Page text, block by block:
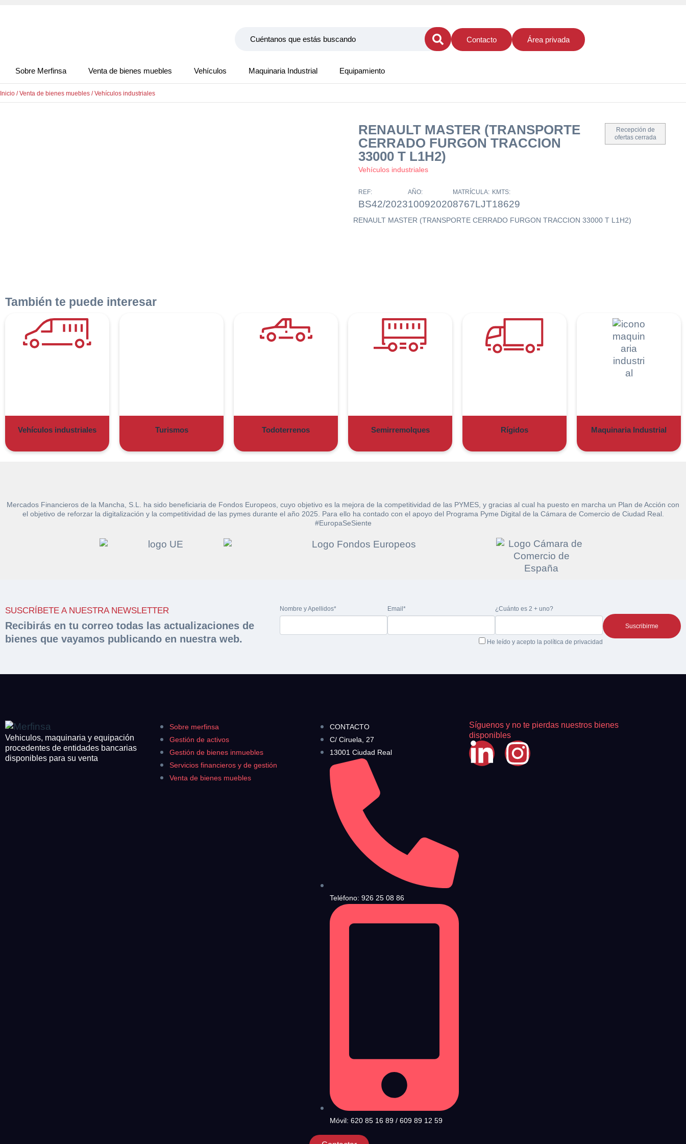
Contacto Área privada
Sobre Merfinsa Venta de bienes muebles Vehículos Maquinaria Industrial Equipamiento
Inicio /Venta de bienes muebles /Vehículos industriales
RENAULT MASTER (TRANSPORTE
CERRADO FURGON TRACCION
33000 T L1H2)
Vehículos industriales
Recepción de
ofertas cerrada
REF:
BS42/2023
AÑO:
10092020
MATRÍCULA:
8767LJT
KMTS:
18629
RENAULT MASTER (TRANSPORTE CERRADO FURGON TRACCION 33000 T L1H2)
También te puede interesar
Vehículos industriales Turismos Todoterrenos Semirremolques Rígidos Maquinaria Industrial
Mercados Financieros de la Mancha, S.L. ha sido beneficiaria de Fondos Europeos, cuyo objetivo es la mejora de la competitividad de las PYMES, y gracias al cual ha puesto en marcha un Plan de Acción con
el objetivo de reforzar la digitalización y la competitividad de las pymes durante el año 2025. Para ello ha contado con el apoyo del Programa Pyme Digital de la Cámara de Comercio de Ciudad Real.
#EuropaSeSiente
SUSCRÍBETE A NUESTRA NEWSLETTER
Recibirás en tu correo todas las actualizaciones de
bienes que vayamos publicando en nuestra web.
Nombre y Apellidos* Email* ¿Cuánto es 2 + uno?
He leído y acepto la política de privacidad
Vehiculos, maquinaria y equipación
procedentes de entidades bancarias
disponibles para su venta
Sobre merfinsa
Gestión de activos
Gestión de bienes inmuebles
Servicios financieros y de gestión
Venta de bienes muebles
CONTACTO
C/ Ciruela, 27
13001 Ciudad Real
Teléfono: 926 25 08 86
Móvil: 620 85 16 89 / 609 89 12 59
Síguenos y no te pierdas nuestros bienes
disponibles
Solicitar documentación sobre la
Nombre y Apellidos*
Email*
¿Cuánto es 2 + uno?
Acepto la Política de Privacidad
Hacer Oferta
Teléfono*
Nombre y Apellidos*
¿Cuánto es 4 + uno?
Acepto la Política de Privacidad y las Condiciones de Uso.
Antes de enviar lee las Condiciones de Uso Política de Privacidad, y a continuación confirma que estás de acuerdo con ambas.
Sobre Merfinsa
Venta de bienes muebles
926 25 08 86